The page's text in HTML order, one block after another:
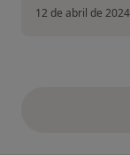
12 de abril de 2024